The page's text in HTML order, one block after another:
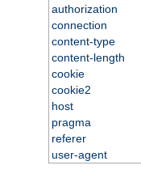
authorization
connection
content-type
content-length
cookie
cookie2
host
pragma
referer
user-agent